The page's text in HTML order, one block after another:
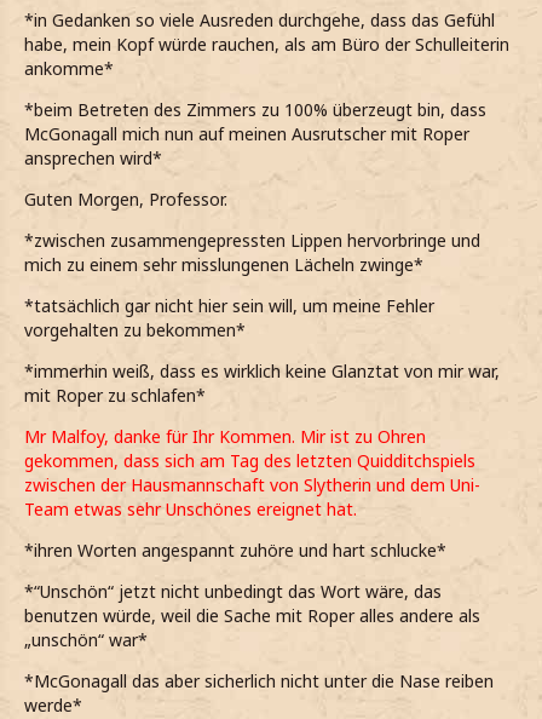
*in Gedanken so viele Ausreden durchgehe, dass das Gefühl
habe, mein Kopf würde rauchen, als am Büro der Schulleiterin
ankomme*
*beim Betreten des Zimmers zu 100% überzeugt bin, dass
McGonagall mich nun auf meinen Ausrutscher mit Roper
ansprechen wird*
Guten Morgen, Professor.
*zwischen zusammengepressten Lippen hervorbringe und
mich zu einem sehr misslungenen Lächeln zwinge*
*tatsächlich gar nicht hier sein will, um meine Fehler
vorgehalten zu bekommen*
*immerhin weiß, dass es wirklich keine Glanztat von mir war,
mit Roper zu schlafen*
Mr Malfoy, danke für Ihr Kommen. Mir ist zu Ohren
gekommen, dass sich am Tag des letzten Quidditchspiels
zwischen der Hausmannschaft von Slytherin und dem Uni-
Team etwas sehr Unschönes ereignet hat.
*ihren Worten angespannt zuhöre und hart schlucke*
*“Unschön“ jetzt nicht unbedingt das Wort wäre, das
benutzen würde, weil die Sache mit Roper alles andere als
„unschön“ war*
*McGonagall das aber sicherlich nicht unter die Nase reiben
werde*